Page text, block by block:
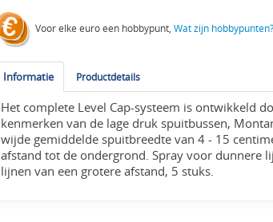
Voor elke euro een hobbypunt,Wat zijn hobbypunten?
Informatie Productdetails
Het complete Level Cap-systeem is ontwikkeld
kenmerken van de lage druk spuitbussen,
wijde gemiddelde spuitbreedte van 4 - 15
afstand tot de ondergrond. Spray voor dunnere
lijnen van een grotere afstand, 5 stuks.